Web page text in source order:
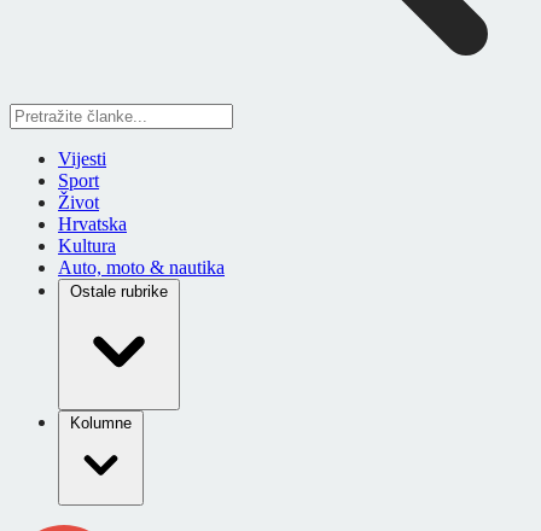
Vijesti
Sport
Život
Hrvatska
Kultura
Auto, moto & nautika
Ostale rubrike
Kolumne